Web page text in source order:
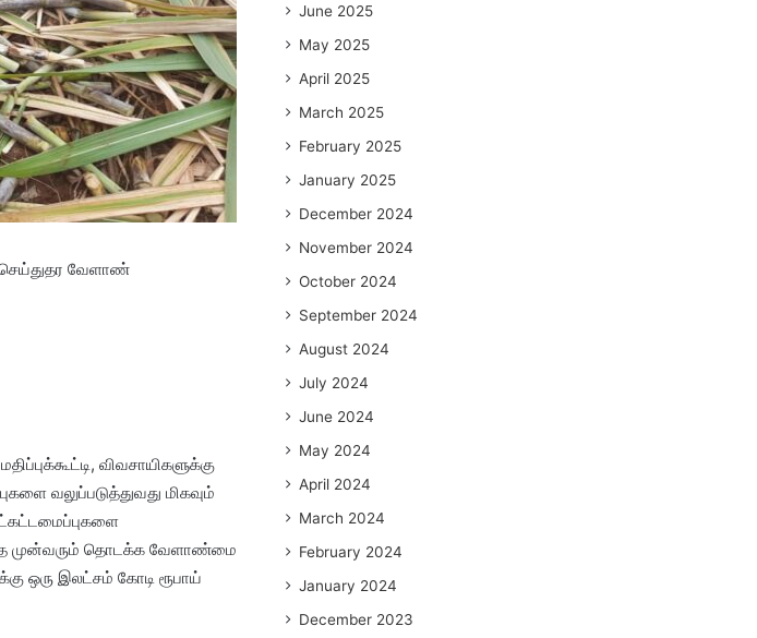
செய்துதர வேளாண்
விவசாயிகளுக்கு
வலுப்படுத்துவது மிகவும்
முன்வரும் தொடக்க வேளாண்மை
ஒரு இலட்சம் கோடி ரூபாய்
June 2025
May 2025
April 2025
March 2025
February 2025
January 2025
December 2024
November 2024
October 2024
September 2024
August 2024
July 2024
June 2024
May 2024
April 2024
March 2024
February 2024
January 2024
December 2023